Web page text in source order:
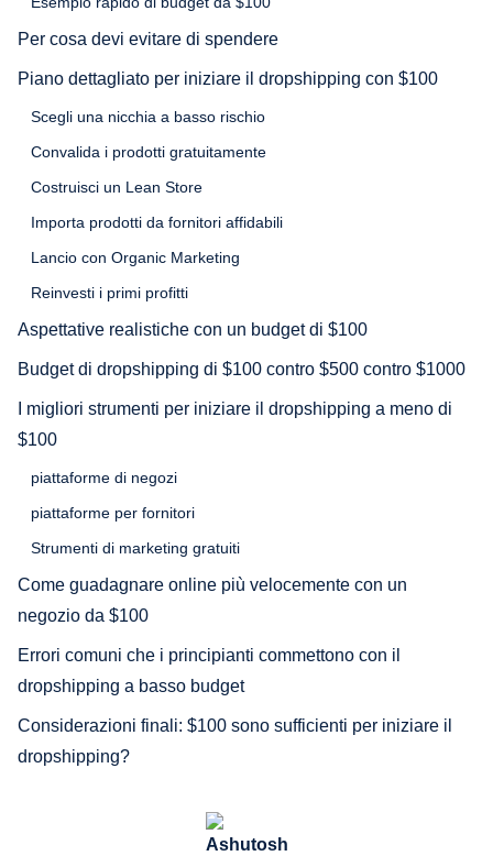
Per cosa devi evitare di spendere
Piano dettagliato per iniziare il dropshipping con $100
Scegli una nicchia a basso rischio
Convalida i prodotti gratuitamente
Costruisci un Lean Store
Importa prodotti da fornitori affidabili
Lancio con Organic Marketing
Reinvesti i primi profitti
Aspettative realistiche con un budget di $100
Budget di dropshipping di $100 contro $500 contro $1000
I migliori strumenti per iniziare il dropshipping a meno di
$100
piattaforme di negozi
piattaforme per fornitori
Strumenti di marketing gratuiti
Come guadagnare online più velocemente con un
negozio da $100
Errori comuni che i principianti commettono con il
dropshipping a basso budget
Considerazioni finali: $100 sono sufficienti per iniziare il
dropshipping?